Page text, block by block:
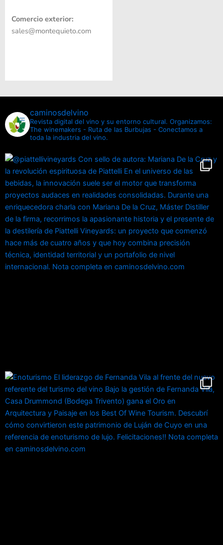
Comercio exterior:
sales@montequieto.com
caminosdelvino
Revista digital del vino y su entorno cultural. Organizamos:
The winemakers - Ruta de las Burbujas - Conectamos a
toda la industria del vino.